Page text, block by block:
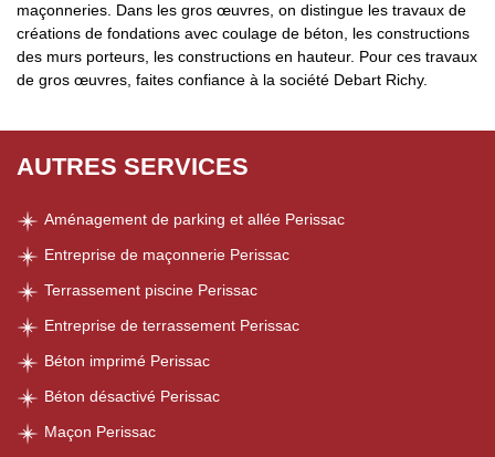
maçonneries. Dans les gros œuvres, on distingue les travaux de
créations de fondations avec coulage de béton, les constructions
des murs porteurs, les constructions en hauteur. Pour ces travaux
de gros œuvres, faites confiance à la société Debart Richy.
AUTRES SERVICES
Aménagement de parking et allée Perissac
Entreprise de maçonnerie Perissac
Terrassement piscine Perissac
Entreprise de terrassement Perissac
Béton imprimé Perissac
Béton désactivé Perissac
Maçon Perissac